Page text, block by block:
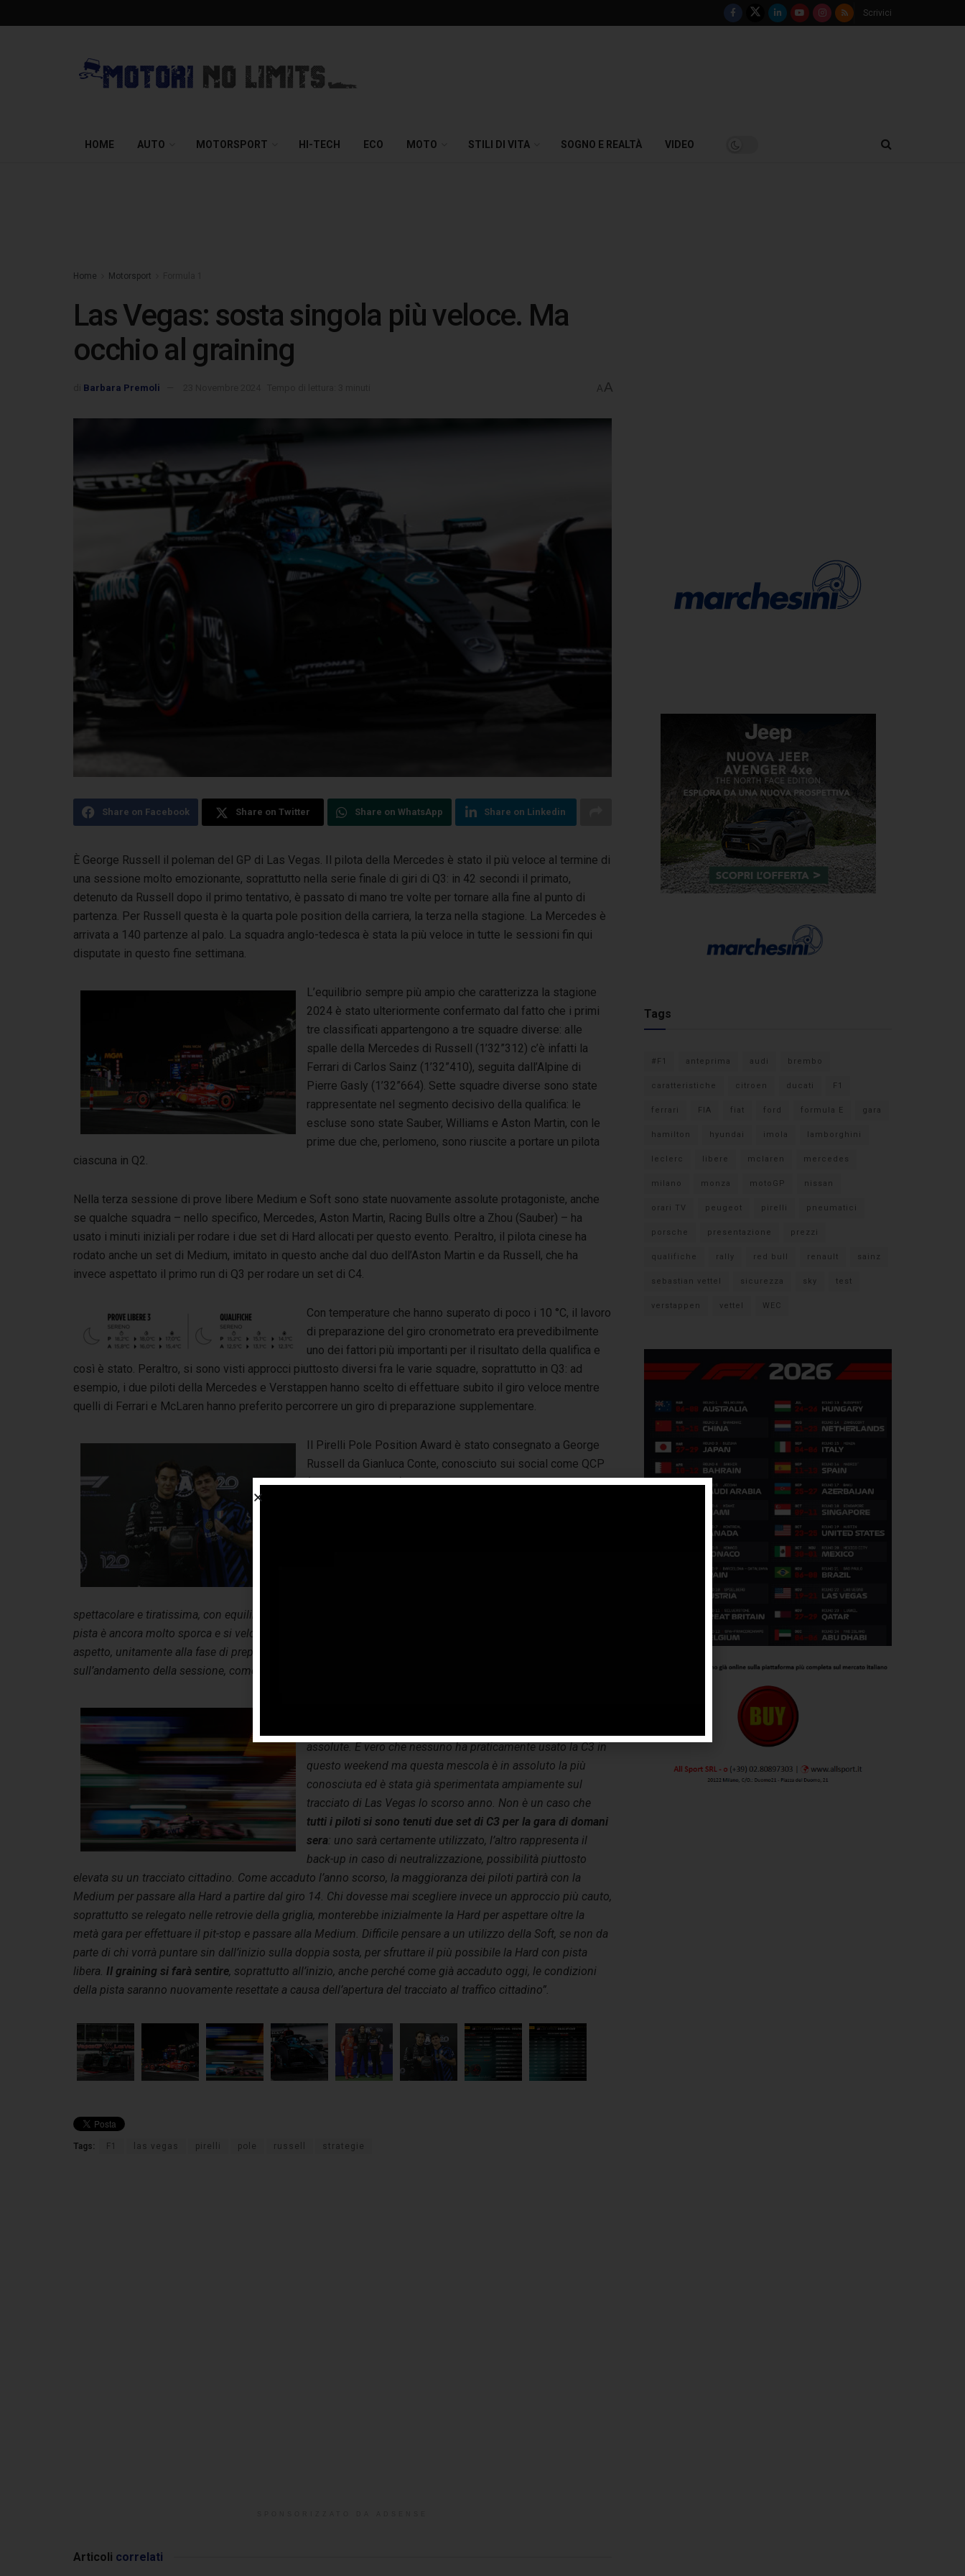
Scrivici
HOME AUTO MOTORSPORT HI-TECH ECO MOTO STILI DI VITA SOGNO E REALTÀ VIDEO
Home Motorsport
Las Vegas: sosta singola più veloce. Ma
occhio al graining
Barbara Premoli A A
Share on Facebook Share on Twitter Share on WhatsApp Share on Linkedin
È George Russell il poleman del GP di Las Vegas. Il pilota della Mercedes è stato il più veloce al termine di
una sessione molto emozionante, soprattutto nella serie finale di giri di Q3: in 42 secondi il primato,
detenuto da Russell dopo il primo tentativo, è passato di mano tre volte per tornare alla fine al punto di
partenza. Per Russell questa è la quarta pole position della carriera, la terza nella stagione. La Mercedes è
arrivata a 140 partenze al palo. La squadra anglo-tedesca è stata la più veloce in tutte le sessioni fin qui
disputate in questo fine settimana.
L’equilibrio sempre più ampio che caratterizza la stagione
2024 è stato ulteriormente confermato dal fatto che i primi
tre classificati appartengono a tre squadre diverse: alle
spalle della Mercedes di Russell (1’32”312) c’è infatti la
Ferrari di Carlos Sainz (1’32”410), seguita dall’Alpine di
Pierre Gasly (1’32”664). Sette squadre diverse sono state
rappresentate nel segmento decisivo della qualifica: le
escluse sono state Sauber, Williams e Aston Martin, con le
prime due che, perlomeno, sono riuscite a portare un pilota
ciascuna in Q2.
Nella terza sessione di prove libere Medium e Soft sono state nuovamente assolute protagoniste, anche
se qualche squadra – nello specifico, Mercedes, Aston Martin, Racing Bulls oltre a Zhou (Sauber) – ha
usato i minuti iniziali per rodare i due set di Hard allocati per questo evento. Peraltro, il pilota cinese ha
rodato anche un set di Medium, imitato in questo anche dal duo dell’Aston Martin e da Russell, che ha
invece aspettato il primo run di Q3 per rodare un set di C4.
Con temperature che hanno superato di poco i 10 °C, il lavoro
di preparazione del giro cronometrato era prevedibilmente
uno dei fattori più importanti per il risultato della qualifica e
così è stato. Peraltro, si sono visti approcci piuttosto diversi fra le varie squadre, soprattutto in Q3: ad
esempio, i due piloti della Mercedes e Verstappen hanno scelto di effettuare subito il giro veloce mentre
quelli di Ferrari e McLaren hanno preferito percorrere un giro di preparazione supplementare.
Il Pirelli Pole Position Award è stato consegnato a George
Russell da Gianluca Conte, conosciuto sui social come QCP
(Queen City Prince). Il content creator italoamericano è uno
spettacolare e tiratissima, con equilibrio e sorprese dall’inizio alla fine. Come ampiamente prevedibile, la
pista è ancora molto sporca e si velocizza in maniera significativa man mano che le vetture girano. Questo
aspetto, unitamente alla fase di preparazione del giro cronometrato, ha pesato in maniera molto rilevante
sull’andamento della sessione, come menzionato in precedenza.
assolute. È vero che nessuno ha praticamente usato la C3 in
questo weekend ma questa mescola è in assoluto la più
conosciuta ed è stata già sperimentata ampiamente sul
tracciato di Las Vegas lo scorso anno. Non è un caso che
tutti i piloti si sono tenuti due set di C3 per la gara di domani
sera: uno sarà certamente utilizzato, l’altro rappresenta il
back-up in caso di neutralizzazione, possibilità piuttosto
elevata su un tracciato cittadino. Come accaduto l’anno scorso, la maggioranza dei piloti partirà con la
Medium per passare alla Hard a partire dal giro 14. Chi dovesse mai scegliere invece un approccio più cauto,
soprattutto se relegato nelle retrovie della griglia, monterebbe inizialmente la Hard per aspettare oltre la
metà gara per effettuare il pit-stop e passare alla Medium. Difficile pensare a un utilizzo della Soft, se non da
parte di chi vorrà puntare sin dall’inizio sulla doppia sosta, per sfruttare il più possibile la Hard con pista
libera. Il graining si farà sentire, soprattutto all’inizio, anche perché come già accaduto oggi, le condizioni
della pista saranno nuovamente resettate a causa dell’apertura del tracciato al traffico cittadino”.
Tags: F1 las vegas pirelli pole russell strategie
Articoli correlati
Tags
#F1 anteprima audi brembo
caratteristiche citroen ducati F1
ferrari FIA fiat ford formula E gara
hamilton hyundai imola lamborghini
leclerc libere mclaren mercedes
milano monza motoGP nissan
orari TV peugeot pirelli pneumatici
porsche presentazione prezzi
qualifiche rally red bull renault sainz
sebastian vettel sicurezza sky test
verstappen vettel WEC